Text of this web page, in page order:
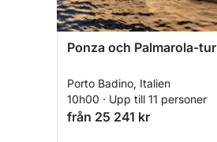
Ponza och Palmarola-tur
Porto Badino, Italien
10h00 · Upp till 11 personer
från 25 241 kr